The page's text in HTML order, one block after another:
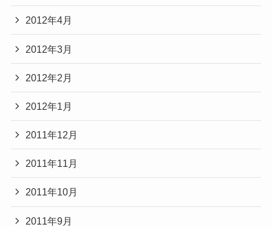
2012年4月
2012年3月
2012年2月
2012年1月
2011年12月
2011年11月
2011年10月
2011年9月